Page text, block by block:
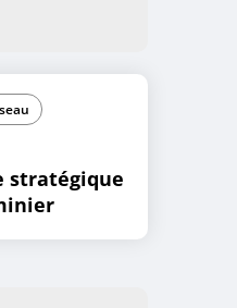
stratégique